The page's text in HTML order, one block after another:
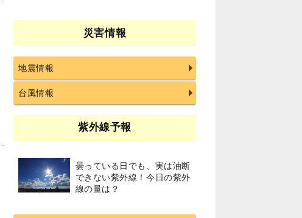
災害情報
地震情報
台風情報
紫外線予報
曇っている日でも、実は油断
できない紫外線！今日の紫外
線の量は？